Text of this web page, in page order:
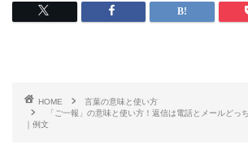
HOME
言葉の意味と使い方
「ご一報」の意味と使い方！返信は電話とメールどっ
｜例文